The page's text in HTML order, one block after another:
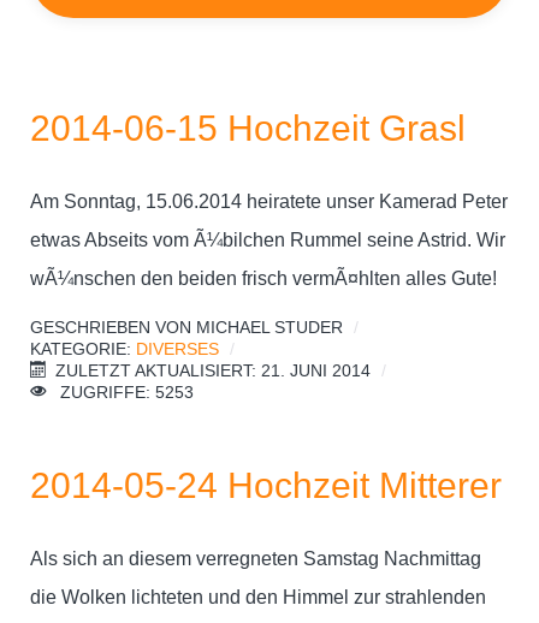
2014-06-15 Hochzeit Grasl
Am Sonntag, 15.06.2014 heiratete unser Kamerad Peter
etwas Abseits vom Ã¼bilchen Rummel seine Astrid. Wir
wÃ¼nschen den beiden frisch vermÃ¤hlten alles Gute!
GESCHRIEBEN VON MICHAEL STUDER
KATEGORIE: DIVERSES
ZULETZT AKTUALISIERT: 21. JUNI 2014
ZUGRIFFE: 5253
2014-05-24 Hochzeit Mitterer
Als sich an diesem verregneten Samstag Nachmittag
die Wolken lichteten und den Himmel zur strahlenden